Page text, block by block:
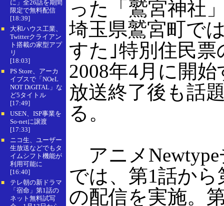
に」全26話を期間
限定で無料配信
[18:39]
■
大和ハウス工業、
Twitterクライアン
ト搭載の家型アプ
リ
[18:03]
■
PS Store、アーカ
イブスで「NOeL
NOT DiGITAL」な
ど5タイトル
[17:49]
■
USEN、ISP事業を
So-netに譲渡
[17:33]
■
ニコ生、ユーザー
生放送などでもタ
イムシフト機能が
利用可能に
[16:40]
■
テレ朝の新ドラマ
「宿命」第1話の
ネット無料試写
った「鷲宮神社
埼玉県鷲宮町で
すた｣特別住民票
2008年4月に開
放送終了後も話
る。
アニメ
では、第1話から
の配信を実施。